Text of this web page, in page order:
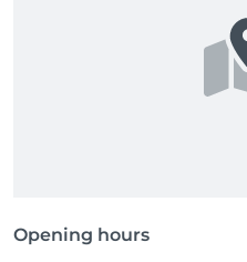
Opening hours